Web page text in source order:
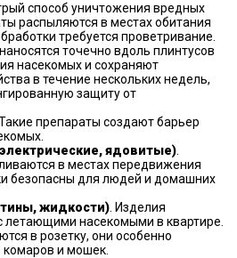
способ уничтожения вредных
распыляются в местах обитания
требуется проветривание.
точечно вдоль плинтусов
насекомыхи сохраняют
в течение нескольких недель,
защиту от
Такие препараты создают барьер
ядовитые)
в местах передвижения
безопасны для людей и домашних
жидкости) . Изделия
летающими насекомыми в квартире.
в розетку, они особенно
и мошек.